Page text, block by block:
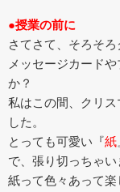
●授業の前に
さてさて、そろそろ
メッセージカード
か？
私はこの間、クリ
した。
とっても可愛い『紙
で、張り切っちゃ
紙って色々あって楽